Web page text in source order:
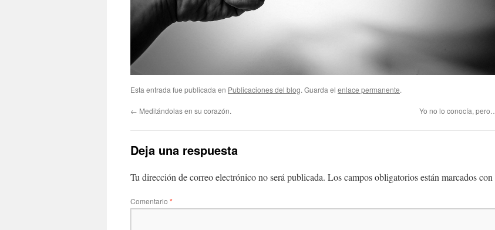
Esta entrada fue publicada en Publicaciones del blog. Guarda el enlace permanente.
← Meditándolas en su corazón. Yo no lo conocía, pero…
Deja una respuesta
Tu dirección de correo electrónico no será publicada. Los campos obligatorios están marcados con
Comentario *